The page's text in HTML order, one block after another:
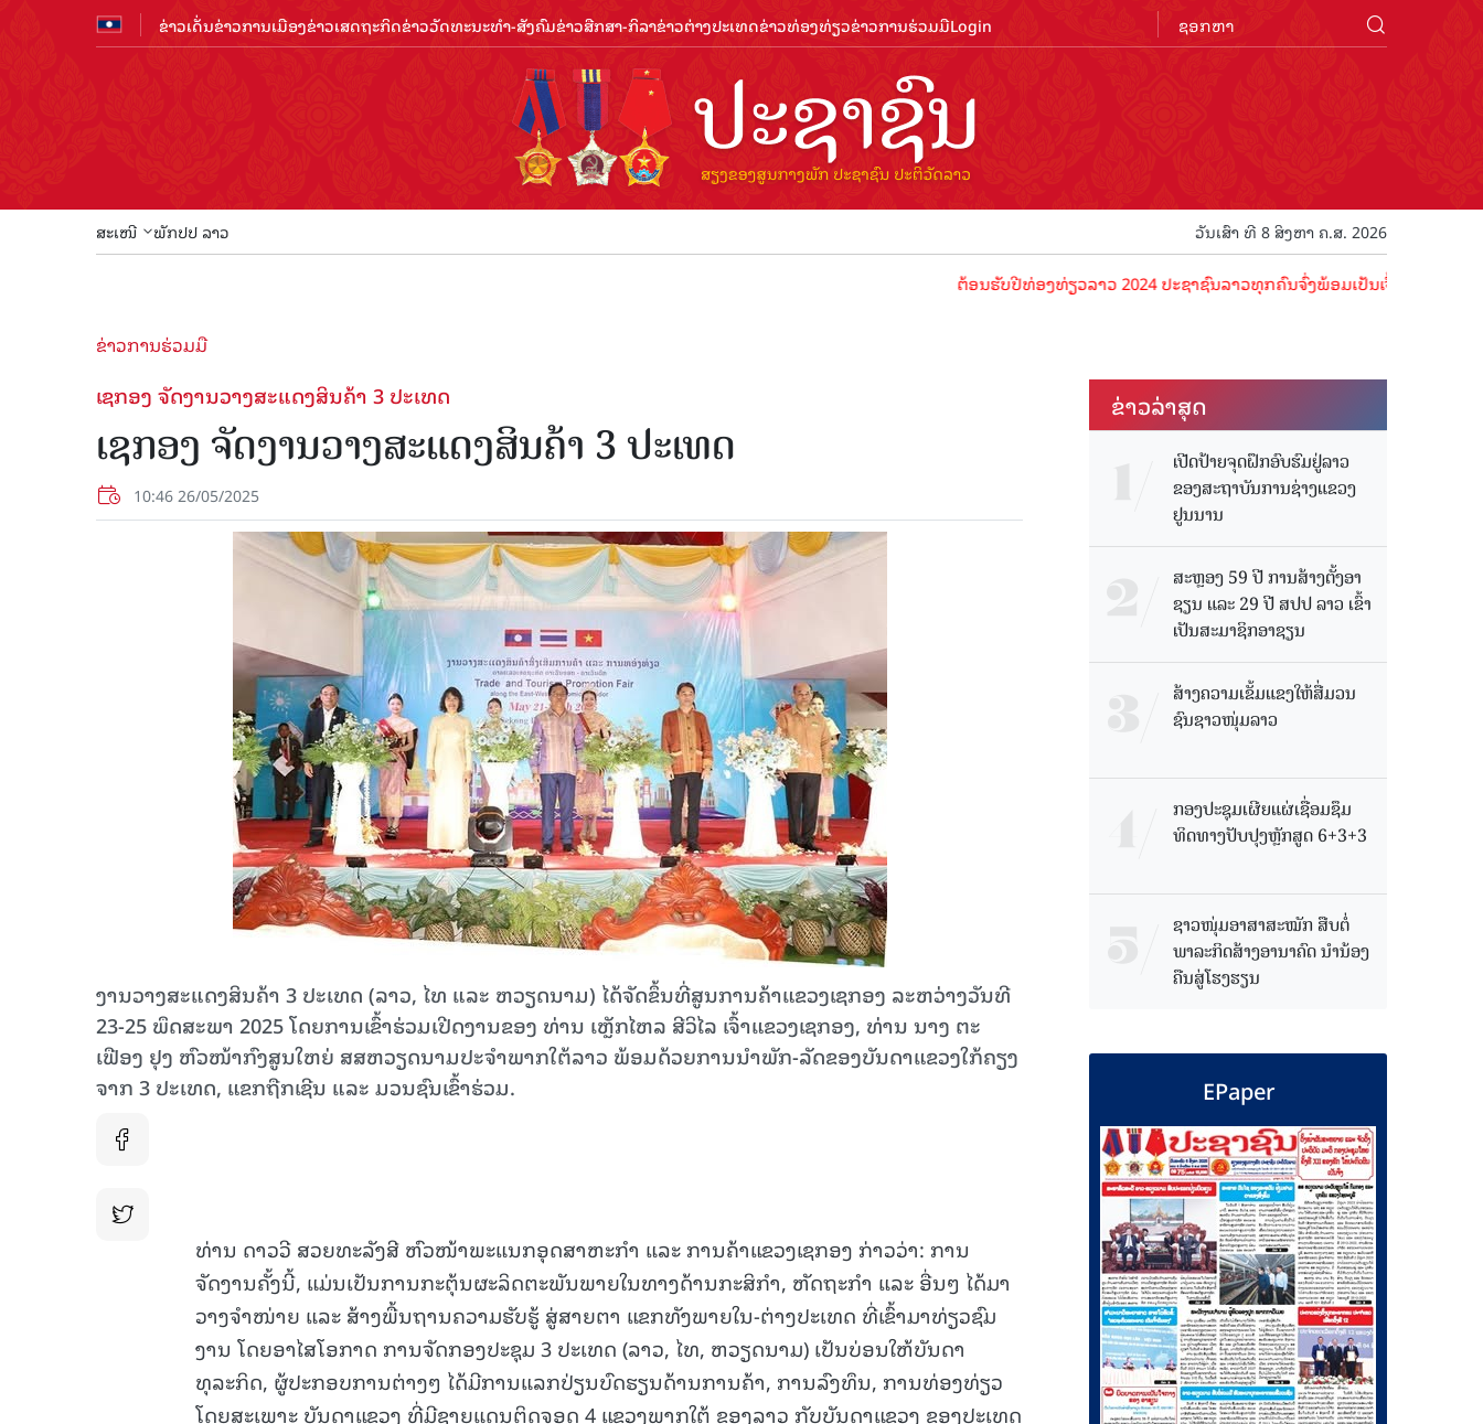
ຂ່າວເດັ່ນຂ່າວການເມືອງຂ່າວເສດຖະກິດຂ່າວວັດທະນະທຳ-ສັງຄົມຂ່າວສືກສາ-ກິລາຂ່າວຕ່າງປະເທດຂ່າວທ່ອງທ່ຽວຂ່າວການຮ່ວມມືLogin
ສະເໜີ ພັກປປ ລາວ ວັນເສົາ ທີ 8 ສິງຫາ ຄ.ສ. 2026
ຕ້ອນຮັບປີທ່ອງທ່ຽວລາວ 2024 ປະຊາຊົນລາວທຸກຄົນຈົ່ງພ້ອມເປັນເຈົ້າພາບທີ່ດີ ຕ້ອນຮັ
ຂ່າວການຮ່ວມມື
ເຊກອງ ຈັດງານວາງສະແດງສິນຄ້າ 3 ປະເທດ
ເຊກອງ ຈັດງານວາງສະແດງສິນຄ້າ 3 ປະເທດ
10:46 26/05/2025
ງານວາງສະແດງສິນຄ້າ 3 ປະເທດ (ລາວ, ໄທ ແລະ ຫວຽດນາມ) ໄດ້ຈັດຂຶ້ນທີ່ສູນການຄ້າແຂວງເຊກອງ ລະຫວ່າງວັນທີ
23-25 ພຶດສະພາ 2025 ໂດຍການເຂົ້າຮ່ວມເປີດງານຂອງ ທ່ານ ເຫຼັກໄຫລ ສີວິໄລ ເຈົ້າແຂວງເຊກອງ, ທ່ານ ນາງ ຕະ
ເຟືອງ ຢຸງ ຫົວໜ້າກົງສູນໃຫຍ່ ສສຫວຽດນາມປະຈຳພາກໃຕ້ລາວ ພ້ອມດ້ວຍການນຳພັກ-ລັດຂອງບັນດາແຂວງໃກ້ຄຽງ
ຈາກ 3 ປະເທດ, ແຂກຖືກເຊີນ ແລະ ມວນຊົນເຂົ້າຮ່ວມ.
ທ່ານ ດາວວີ ສວຍທະລັງສີ ຫົວໜ້າພະແນກອຸດສາຫະກຳ ແລະ ການຄ້າແຂວງເຊກອງ ກ່າວວ່າ: ການ
ຈັດງານຄັ້ງນີ້, ແມ່ນເປັນການກະຕຸ້ນຜະລິດຕະພັນພາຍໃນທາງດ້ານກະສິກຳ, ຫັດຖະກຳ ແລະ ອື່ນໆ ໄດ້ມາ
ວາງຈໍາໜ່າຍ ແລະ ສ້າງພື້ນຖານຄວາມຮັບຮູ້ ສູ່ສາຍຕາ ແຂກທັງພາຍໃນ-ຕ່າງປະເທດ ທີ່ເຂົ້າມາທ່ຽວຊົມ
ງານ ໂດຍອາໄສໂອກາດ ການຈັດກອງປະຊຸມ 3 ປະເທດ (ລາວ, ໄທ, ຫວຽດນາມ) ເປັນບ່ອນໃຫ້ບັນດາ
ທຸລະກິດ, ຜູ້ປະກອບການຕ່າງໆ ໄດ້ມີການແລກປ່ຽນບົດຮຽນດ້ານການຄ້າ, ການລົງທຶນ, ການທ່ອງທ່ຽວ
ໂດຍສະເພາະ ບັນດາແຂວງ ທີ່ມີຊາຍແດນຕິດຈອດ 4 ແຂວງພາກໃຕ້ ຂອງລາວ ກັບບັນດາແຂວງ ຂອງປະເທດ
ຂ່າວ​ລ່າ​ສຸດ
ເປີດປ້າຍຈຸດຝຶກອົບຮົມຢູ່ລາວ
ຂອງສະຖາບັນການຊ່າງແຂວງ
ຢູນນານ
ສະຫຼອງ 59 ປີ ການສ້າງຕັ້ງອາ
ຊຽນ ແລະ 29 ປີ ສປປ ລາວ ເຂົ້າ
ເປັນສະມາຊິກອາຊຽນ
ສ້າງຄວາມເຂັ້ມແຂງໃຫ້ສື່ມວນ
ຊົນຊາວໜຸ່ມລາວ
ກອງປະຊຸມເຜີຍແຜ່ເຊື່ອມຊຶມ
ທິດທາງປັບປຸງຫຼັກສູດ 6+3+3
ຊາວໜຸ່ມອາສາສະໝັກ ສືບຕໍ່
ພາລະກິດສ້າງອານາຄົດ ນໍານ້ອງ
ຄືນສູ່ໂຮງຮຽນ
EPaper